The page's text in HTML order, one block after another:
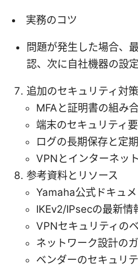
実務のコツ
問題が発生した場合、
認、次に自社機器の設
追加のセキュリティ対策
MFAと証明書の組み
端末のセキュリティ
ログの長期保存と定
VPNとインターネッ
参考資料とリソース
Yamaha公式ドキュメ
IKEv2/IPsecの最新情
VPNセキュリティの
ネットワーク設計の
ベンダーのセキュリ